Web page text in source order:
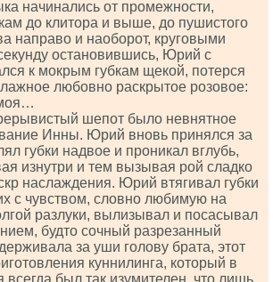
начинались от промежности,
до клитора и выше, до пушистого
направо и наоборот, круговыми
остановившись, Юрий с
к мокрым губкам щекой, потерся
любовно раскрытое розовое:
шепот было невнятное
Инны. Юрий вновь принялся за
губки надвое и проникал вглубь,
изнутри и тем вызывая рой сладко
наслаждения. Юрий втягивал губки
с чувством, словно любимую на
разлуки, вылизывал и посасывал
будто сочный разрезанный
за уши голову брата, этот
куннилинга, который в
был так изумителен, что лишь